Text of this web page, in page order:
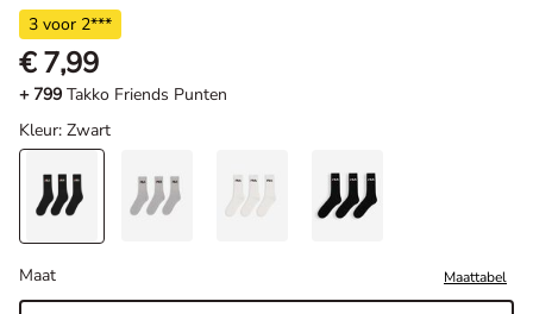
3 voor 2***
€ 7,99
+ 799 Takko Friends Punten
Kleur: Zwart
Maat Maattabel